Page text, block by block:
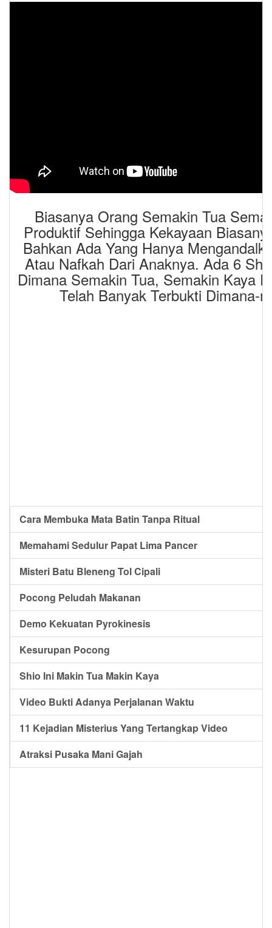
Biasanya Orang Semakin Tua
Produktif Sehingga Kekayaan
Bahkan Ada Yang Hanya
Atau Nafkah Dari Anaknya. Ada 6
Dimana Semakin Tua, Semakin Kaya
Telah Banyak Terbukti Dimana-
Cara Membuka Mata Batin Tanpa Ritual
Memahami Sedulur Papat Lima Pancer
Misteri Batu Bleneng Tol Cipali
Pocong Peludah Makanan
Demo Kekuatan Pyrokinesis
Kesurupan Pocong
Shio Ini Makin Tua Makin Kaya
Video Bukti Adanya Perjalanan Waktu
11 Kejadian Misterius Yang Tertangkap Video
Atraksi Pusaka Mani Gajah